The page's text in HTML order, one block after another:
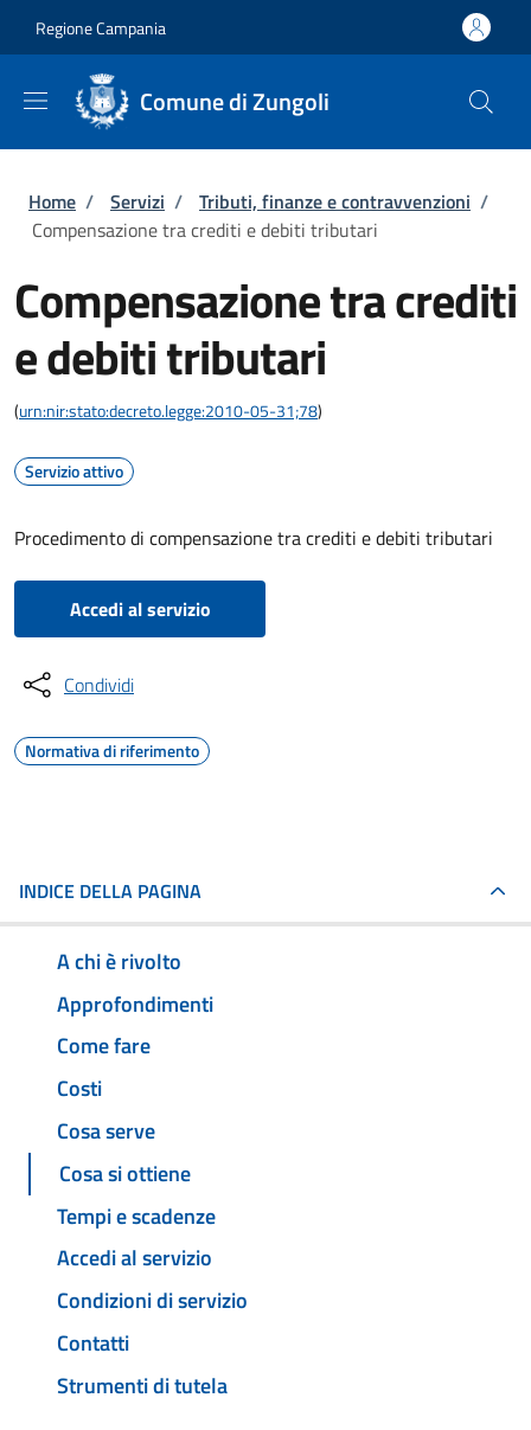
Regione Campania
Comune di Zungoli
Briciole di pane
Home / Servizi / Tributi, finanze e contravvenzioni /
Compensazione tra crediti e debiti tributari
Compensazione tra crediti
e debiti tributari
(urn:nir:stato:decreto.legge:2010-05-31;78)
Servizio attivo
Procedimento di compensazione tra crediti e debiti tributari
Accedi al servizio
Condividi
Normativa di riferimento
INDICE DELLA PAGINA
A chi è rivolto
Approfondimenti
Come fare
Costi
Cosa serve
Cosa si ottiene
Tempi e scadenze
Accedi al servizio
Condizioni di servizio
Contatti
Strumenti di tutela